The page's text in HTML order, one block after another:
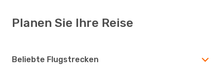
Planen Sie Ihre Reise
Beliebte Flugstrecken